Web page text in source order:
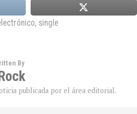
, single
By
publicada por el área editorial.